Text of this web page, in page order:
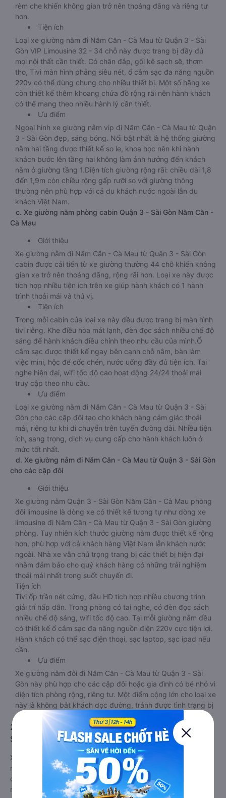
rèm che khiến không gian trở nên thoáng đãng và riêng tư
hơn.
Tiện ích
Loại xe giường nằm đi Năm Căn - Cà Mau từ Quận 3 - Sài
Gòn VIP Limousine 32 - 34 chỗ này được trang bị đầy đủ
mọi nội thất cần thiết. Có chăn đắp, gối kê sạch sẽ, thơm
tho, Tivi màn hình phẳng siêu nét, ổ cắm sạc đa năng nguồn
220v có thể dùng chung cho nhiều thiết bị. Một số hãng xe
còn thiết kế thêm khoang chứa đồ rộng rãi nên hành khách
có thể mang theo nhiều hành lý cần thiết.
Ưu điểm
Ngoại hình xe giường nằm vip đi Năm Căn - Cà Mau từ Quận
3 - Sài Gòn đẹp, sáng bóng. Nổi bật nhất là hệ thống giường
nằm hai tầng được thiết kế so le, khoa học nên khi hành
khách bước lên tầng hai không làm ảnh hưởng đến khách
nằm ở giường tầng 1.Diện tích giường rộng rãi: chiều dài 1,8
đến 1,9m còn chiều rộng gấp rưỡi so với giường thông
thường nên phù hợp với cả du khách nước ngoài lẫn du
khách Việt Nam.
c. Xe giường nằm phòng cabin Quận 3 - Sài Gòn Năm Căn -
Cà Mau
Giới thiệu
Xe giường nằm đi Năm Căn - Cà Mau từ Quận 3 - Sài Gòn
cabin được cải tiến từ xe giường thường 44 chỗ khiến không
gian xe trở nên thoáng đãng, rộng rãi hơn. Loại xe này được
tích hợp nhiều tiện ích trên xe giúp hành khách có 1 hành
trình thoải mái và thú vị.
Tiện ích
Trong mỗi cabin của loại xe này đều được trang bị màn hình
tivi riêng. Khe điều hòa mát lạnh, đèn đọc sách nhiều chế độ
sáng để hành khách điều chỉnh theo nhu cầu của mình.Ổ
cắm sạc được thiết kế ngay bên cạnh chỗ nằm, bàn làm
việc mini, hộc để cốc chén, nước uống đầy đủ tiện ích. Tai
nghe hiện đại, wifi tốc độ cao hoạt động 24/24 thoải mái
truy cập theo nhu cầu.
Ưu điểm
Loại xe giường nằm đi Năm Căn - Cà Mau từ Quận 3 - Sài
Gòn cho các cặp đôi tạo cho khách hàng cảm giác thoải
mái, riêng tư khi di chuyển trên tuyến đường dài. Nhiều tiện
ích, sang trọng, dịch vụ cung cấp cho hành khách luôn ở
mức tốt nhất.
d. Xe giường nằm đi Năm Căn - Cà Mau từ Quận 3 - Sài Gòn
cho các cặp đôi
Giới thiệu
Xe giường nằm Quận 3 - Sài Gòn Năm Căn - Cà Mau phòng
đôi limousine là dòng xe có thiết kế tương tự như dòng xe
limousine đi Năm Căn - Cà Mau từ Quận 3 - Sài Gòn giường
phòng. Tuy nhiên kích thước giường nằm được thiết kế rộng
hơn, phù hợp với cả khách hàng Việt Nam lẫn khách nước
ngoài. Nhà xe vẫn chú trọng trang bị các thiết bị hiện đại
nhằm đảm bảo cho quý khách hàng có những trải nghiệm
thoải mái nhất trong suốt chuyến đi.
Tiện ích
Tivi ốp trần nét cứng, đầu HD tích hợp nhiều chương trình
giải trí hấp dẫn. Trong phòng có tai nghe, có đèn đọc sách
nhiều chế độ sáng, wifi tốc độ cao. Tại mỗi giường nằm đều
có thiết kế ổ cắm sạc đa năng nguồn điện 220v cực tiện lợi.
Hành khách có thể sạc điện thoại, sạc laptop, sạc ipad nếu
cần.
Ưu điểm
Xe giường nằm đôi đi Năm Căn - Cà Mau từ Quận 3 - Sài
Gòn này phù hợp cho các cặp đôi hoặc gia đình có bé nhỏ vì
diện tích phòng rộng, riêng tư. Một điểm cộng lớn cho loại xe
này là không bắt khách dọc đường, tránh được tình trạng bị
nhồi nhét trong quá trình di chuyển.
2. Về chất lượng, review, đánh giá nhà xe Quận 3 -
Sài Gòn Năm Căn - Cà Mau giường nằm
Xe giường nằm đi Năm Căn - Cà Mau từ Quận 3 - Sài Gòn tốt
nhất được phân loại chất lượng dựa trên đánh giá từ 1 đến 5
của khách hàng với các tiêu chí như: Chất lượng xe giường
nằm, Đúng giờ, Chất lượng phục vụ trênVexere.com